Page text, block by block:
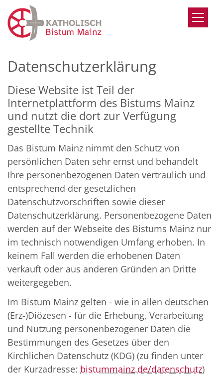
Zum Inhalt springen
Datenschutzerklärung
Diese Website ist Teil der
Internetplattform des Bistums Mainz
und nutzt die dort zur Verfügung
gestellte Technik
Das Bistum Mainz nimmt den Schutz von
persönlichen Daten sehr ernst und behandelt
Ihre personenbezogenen Daten vertraulich und
entsprechend der gesetzlichen
Datenschutzvorschriften sowie dieser
Datenschutzerklärung. Personenbezogene Daten
werden auf der Webseite des Bistums Mainz nur
im technisch notwendigen Umfang erhoben. In
keinem Fall werden die erhobenen Daten
verkauft oder aus anderen Gründen an Dritte
weitergegeben.
Im Bistum Mainz gelten - wie in allen deutschen
(Erz-)Diözesen - für die Erhebung, Verarbeitung
und Nutzung personenbezogener Daten die
Bestimmungen des Gesetzes über den
Kirchlichen Datenschutz (KDG) (zu finden unter
der Kurzadresse: bistummainz.de/datenschutz)